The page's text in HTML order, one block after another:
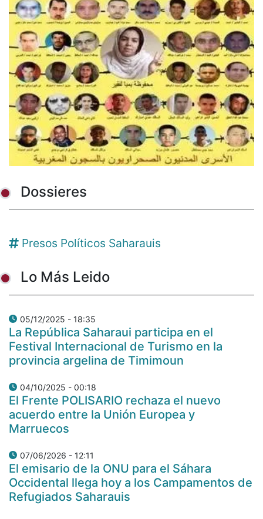
Dossieres
Presos Políticos Saharauis
Lo Más Leido
05/12/2025 - 18:35
La República Saharaui participa en el
Festival Internacional de Turismo en la
provincia argelina de Timimoun
04/10/2025 - 00:18
El Frente POLISARIO rechaza el nuevo
acuerdo entre la Unión Europea y
Marruecos
07/06/2026 - 12:11
El emisario de la ONU para el Sáhara
Occidental llega hoy a los Campamentos de
Refugiados Saharauis